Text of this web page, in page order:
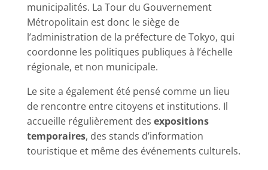
municipalités. La Tour du Gouvernement
Métropolitain est donc le siège de
l’administration de la préfecture de Tokyo, qui
coordonne les politiques publiques à l’échelle
régionale, et non municipale.
Le site a également été pensé comme un lieu
de rencontre entre citoyens et institutions. Il
accueille régulièrement des expositions
temporaires, des stands d’information
touristique et même des événements culturels.